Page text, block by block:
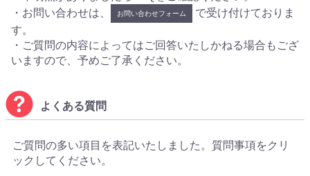
・お問い合わせは、
お問い合わせフォーム
で受け付けておりま
す。
・ご質問の内容によってはご回答いたしかねる場合もござ
いますので、予めご了承ください。
よくある質問
ご質問の多い項目を表記いたしました。質問事項をクリ
ックしてください。